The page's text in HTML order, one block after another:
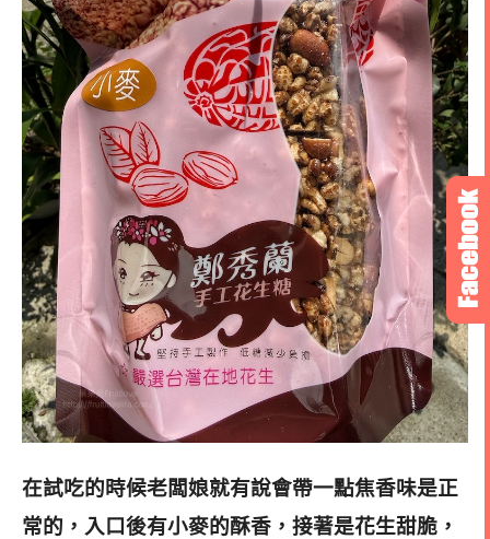
在試吃的時候老闆娘就有說會帶一點焦香味是正
常的，入口後有小麥的酥香，接著是花生甜脆，